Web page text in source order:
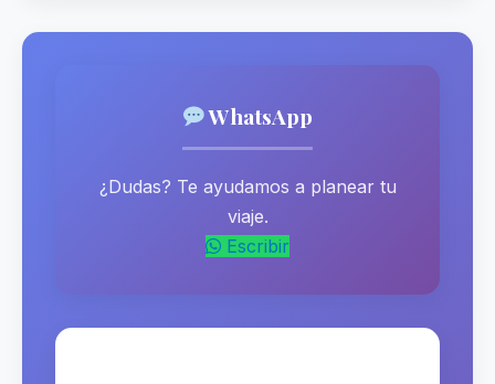
WhatsApp
¿Dudas? Te ayudamos a planear tu
viaje.
Escribir